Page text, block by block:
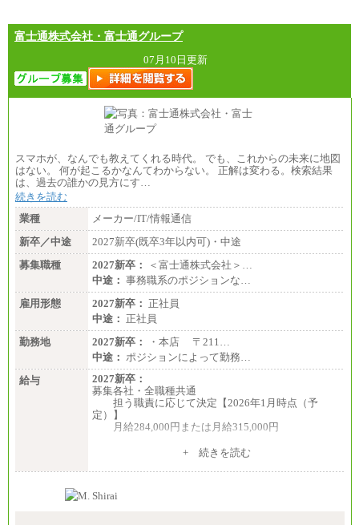
富士通株式会社・富士通グループ
07月10日更新
スマホが、なんでも教えてくれる時代。 でも、これからの未来に地図
はない。 何が起こるかなんてわからない。 正解は変わる。検索結果
は、過去の誰かの見方にす…
続きを読む
業種
メーカー/IT/情報通信
新卒／中途
2027新卒(既卒3年以内可)・中途
募集職種
2027新卒：
＜富士通株式会社＞…
中途： 事務職系のポジションな…
雇用形態
2027新卒： 正社員
中途： 正社員
勤務地
2027新卒：
・本店 〒211…
中途： ポジションによって勤務…
給与
2027新卒：
募集各社・全職種共通
担う職責に応じて決定【2026年1月時点（予
定）】
月給284,000円または月給315,000円
※入社後早期から、自律的な業務遂行が求めら
す。
い職責を担う方については、さらに高い金額を個別
+ 続きを読む